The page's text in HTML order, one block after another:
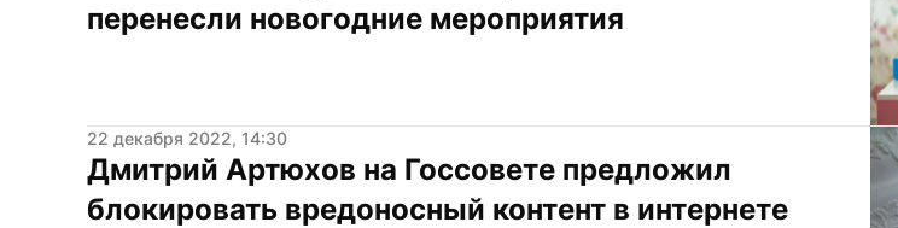
перенесли новогодние мероприятия
22 декабря 2022, 14:30
Дмитрий Артюхов на Госсовете предложил
блокировать вредоносный контент в интернете